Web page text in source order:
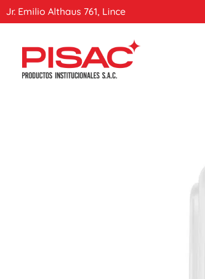
Jr. Emilio Althaus 761, Lince